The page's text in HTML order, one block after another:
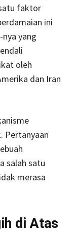
faktor
ini
yang
oleh
dan Iran
Pertanyaan
salah satu
merasa
di Atas